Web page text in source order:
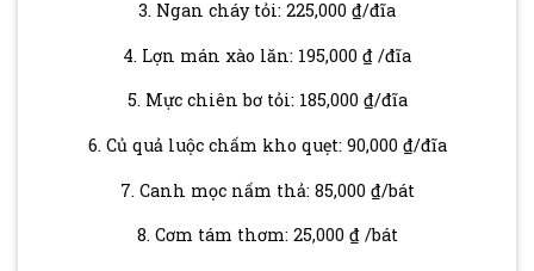
3. Ngan cháy tỏi: 225,000 ₫/đĩa
4. Lợn mán xào lăn: 195,000 ₫ /đĩa
5. Mực chiên bơ tỏi: 185,000 ₫/đĩa
6. Củ quả luộc chấm kho quẹt: 90,000 ₫/đĩa
7. Canh mọc nấm thả: 85,000 ₫/bát
8. Cơm tám thơm: 25,000 ₫ /bát